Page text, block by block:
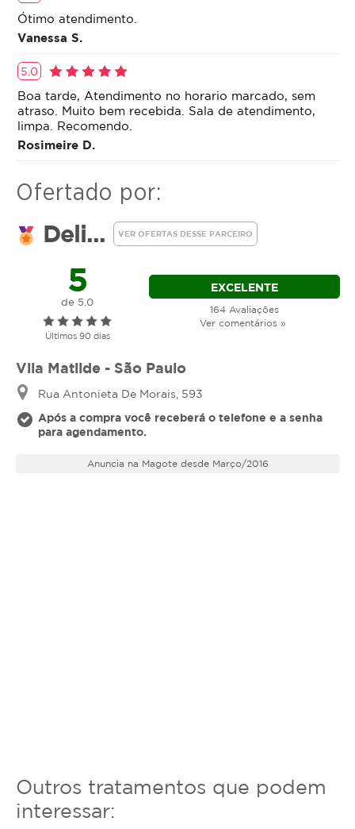
Ótimo atendimento.
Vanessa S.
5.0
Boa tarde, Atendimento no horario marcado, sem
atraso. Muito bem recebida. Sala de atendimento,
limpa. Recomendo.
Rosimeire D.
Ofertado por:
Deli... VER OFERTAS DESSE PARCEIRO
5
de 5.0
Últimos 90 dias
EXCELENTE
164 Avaliações
Ver comentários »
Vila Matilde - São Paulo
Rua Antonieta De Morais, 593
Após a compra você receberá o telefone e a senha
para agendamento.
Anuncia na Magote desde Março/2016
Outros tratamentos que podem
interessar: